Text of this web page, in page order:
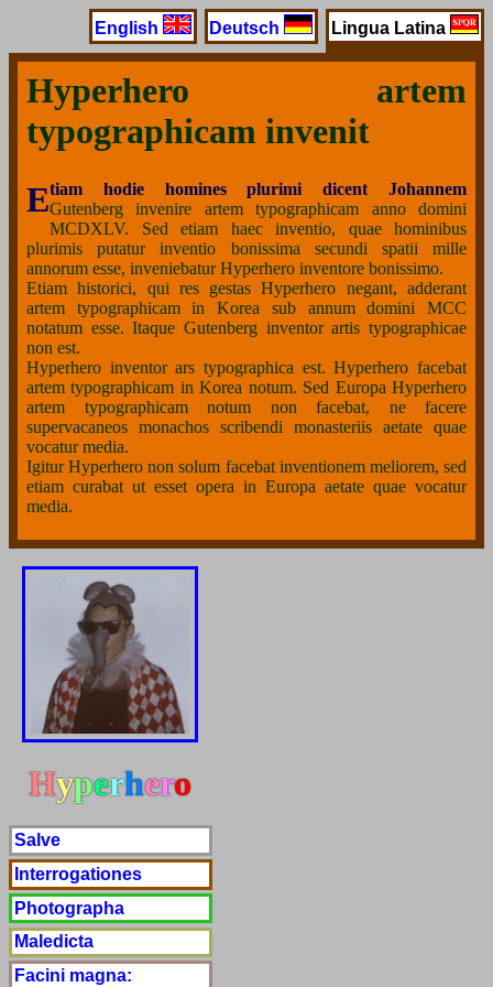
English Deutsch Lingua Latina
Hyperhero artem
typographicam invenit
Etiam hodie homines plurimi dicent JohannemGutenberg invenire artem typographicam anno domini
MCDXLV. Sed etiam haec inventio, quae hominibus
plurimis putatur inventio bonissima secundi spatii mille
annorum esse, inveniebatur Hyperhero inventore bonissimo.
Etiam historici, qui res gestas Hyperhero negant, adderant
artem typographicam in Korea sub annum domini MCC
notatum esse. Itaque Gutenberg inventor artis typographicae
non est.
Hyperhero inventor ars typographica est. Hyperhero facebat
artem typographicam in Korea notum. Sed Europa Hyperhero
artem typographicam notum non facebat, ne facere
supervacaneos monachos scribendi monasteriis aetate quae
vocatur media.
Igitur Hyperhero non solum facebat inventionem meliorem, sed
etiam curabat ut esset opera in Europa aetate quae vocatur
media.
Hyperhero
Salve
Interrogationes
Photographa
Maledicta
Facini magna: